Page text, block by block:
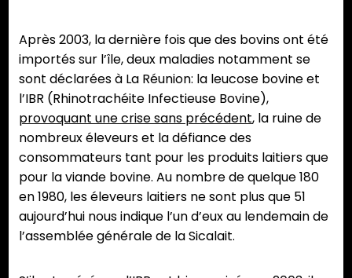
Après 2003, la dernière fois que des bovins ont été
importés sur l’île, deux maladies notamment se
sont déclarées à La Réunion: la leucose bovine et
l’IBR (Rhinotrachéite Infectieuse Bovine),
provoquant une crise sans précédent, la ruine de
nombreux éleveurs et la défiance des
consommateurs tant pour les produits laitiers que
pour la viande bovine. Au nombre de quelque 180
en 1980, les éleveurs laitiers ne sont plus que 51
aujourd’hui nous indique l’un d’eux au lendemain de
l’assemblée générale de la Sicalait.